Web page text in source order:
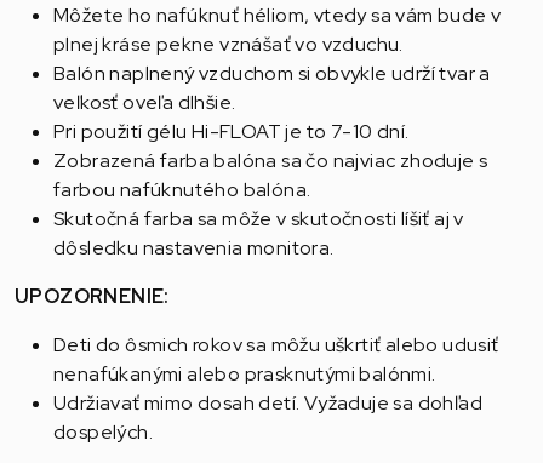
Môžete ho nafúknuť héliom, vtedy sa vám bude v
plnej kráse pekne vznášať vo vzduchu.
Balón naplnený vzduchom si obvykle udrží tvar a
veľkosť oveľa dlhšie.
Pri použití gélu Hi-FLOAT je to 7-10 dní.
Zobrazená farba balóna sa čo najviac zhoduje s
farbou nafúknutého balóna.
Skutočná farba sa môže v skutočnosti líšiť aj v
dôsledku nastavenia monitora.
UPOZORNENIE:
Deti do ôsmich rokov sa môžu uškrtiť alebo udusiť
nenafúkanými alebo prasknutými balónmi.
Udržiavať mimo dosah detí. Vyžaduje sa dohľad
dospelých.